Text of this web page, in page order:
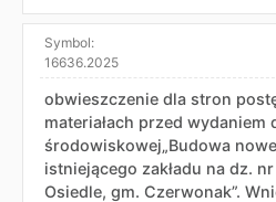
Symbol:
16636.2025
obwieszczenie dla stron
materiałach przed wydaniem
środowiskowej„Budowa
istniejącego zakładu na dz.
Osiedle, gm. Czerwonak”.